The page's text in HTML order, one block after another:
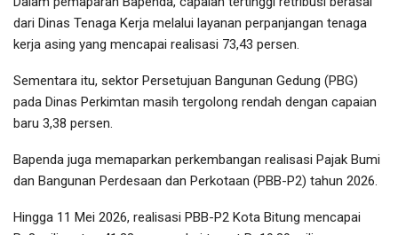
dari Dinas Tenaga Kerja melalui layanan perpanjangan tenaga
kerja asing yang mencapai realisasi 73,43 persen.
Sementara itu, sektor Persetujuan Bangunan Gedung (PBG)
pada Dinas Perkimtan masih tergolong rendah dengan capaian
baru 3,38 persen.
Bapenda juga memaparkan perkembangan realisasi Pajak Bumi
dan Bangunan Perdesaan dan Perkotaan (PBB-P2) tahun 2026.
Hingga 11 Mei 2026, realisasi PBB-P2 Kota Bitung mencapai